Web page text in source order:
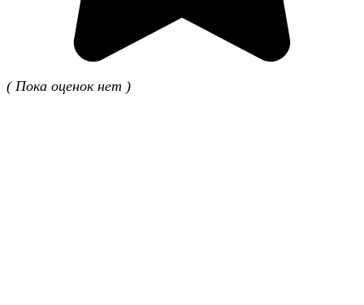
( Пока оценок нет )